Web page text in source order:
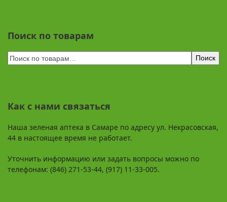
Поиск по товарам
Поиск
Как с нами связаться
Наша зеленая аптека в Самаре по адресу ул. Некрасовская,
44 в настоящее время не работает.
Уточнить информацию или задать вопросы можно по
телефонам: (846) 271-53-44, (917) 11-33-005.